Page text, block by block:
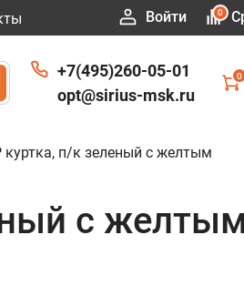
Войти 0
+7(495)260-05-01
opt@sirius-msk.ru
0
п/к зеленый с желтым
с